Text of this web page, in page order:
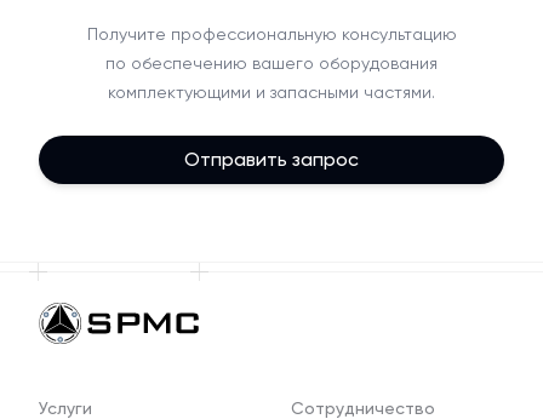
Получите профессиональную консультацию
по обеспечению вашего оборудования
комплектующими и запасными частями.
Отправить запрос
Услуги Сотрудничество